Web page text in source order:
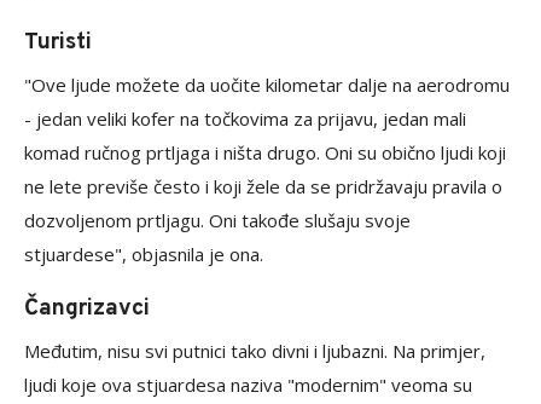
Turisti
"Ove ljude možete da uočite kilometar dalje na aerodromu
- jedan veliki kofer na točkovima za prijavu, jedan mali
komad ručnog prtljaga i ništa drugo. Oni su obično ljudi koji
ne lete previše često i koji žele da se pridržavaju pravila o
dozvoljenom prtljagu. Oni takođe slušaju svoje
stjuardese", objasnila je ona.
Čangrizavci
Međutim, nisu svi putnici tako divni i ljubazni. Na primjer,
ljudi koje ova stjuardesa naziva "modernim" veoma su